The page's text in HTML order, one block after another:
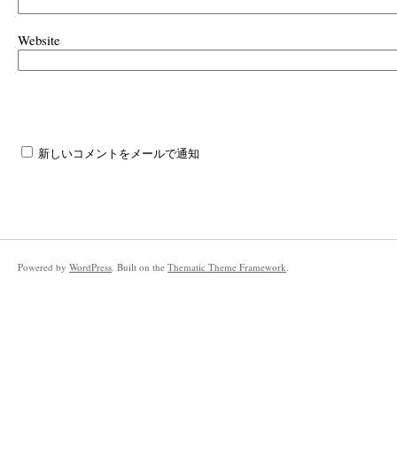
Website
新しいコメントをメールで通知
Powered by WordPress . Built on the Thematic Theme Framework